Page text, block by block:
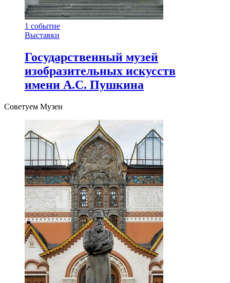
1 событие
Выставки
Государственный музей
изобразительных искусств
имени А.С. Пушкина
Советуем Музеи